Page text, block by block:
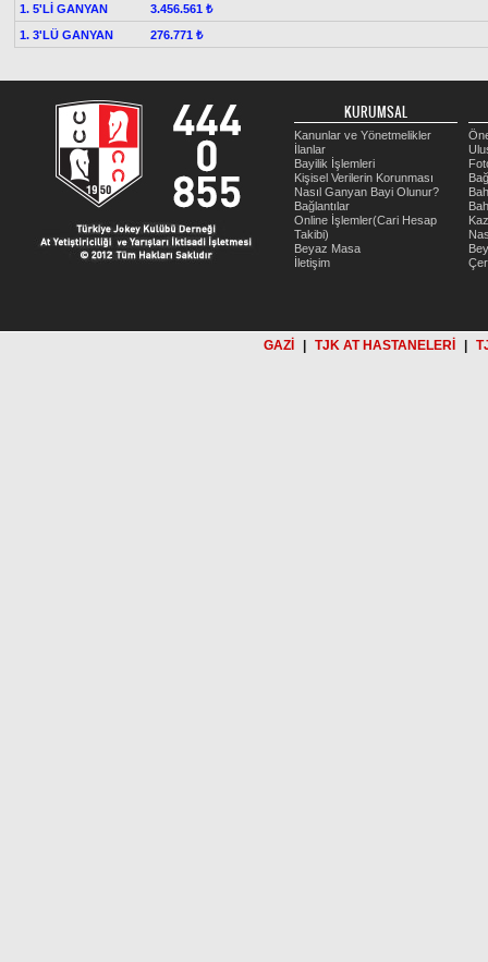
1. 5'Lİ GANYAN
3.456.561 ₺
1. 3'LÜ GANYAN
276.771 ₺
KURUMSAL
Kanunlar ve Yönetmelikler
İlanlar
Bayilik İşlemleri
Kişisel Verilerin Korunması
Nasıl Ganyan Bayi Olunur?
Bağlantılar
Online İşlemler(Cari Hesap
Takibi)
Beyaz Masa
İletişim
GAZİ TJK AT HASTANELERİ